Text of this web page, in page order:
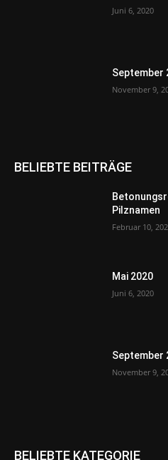
Juni 6, 2020
September
November 9,
BELIEBTE BEITRÄGE
Pilznamen
Februar 10,
Mai 2020
Juni 6, 2020
September
November 9,
BELIEBTE KATEGORIE